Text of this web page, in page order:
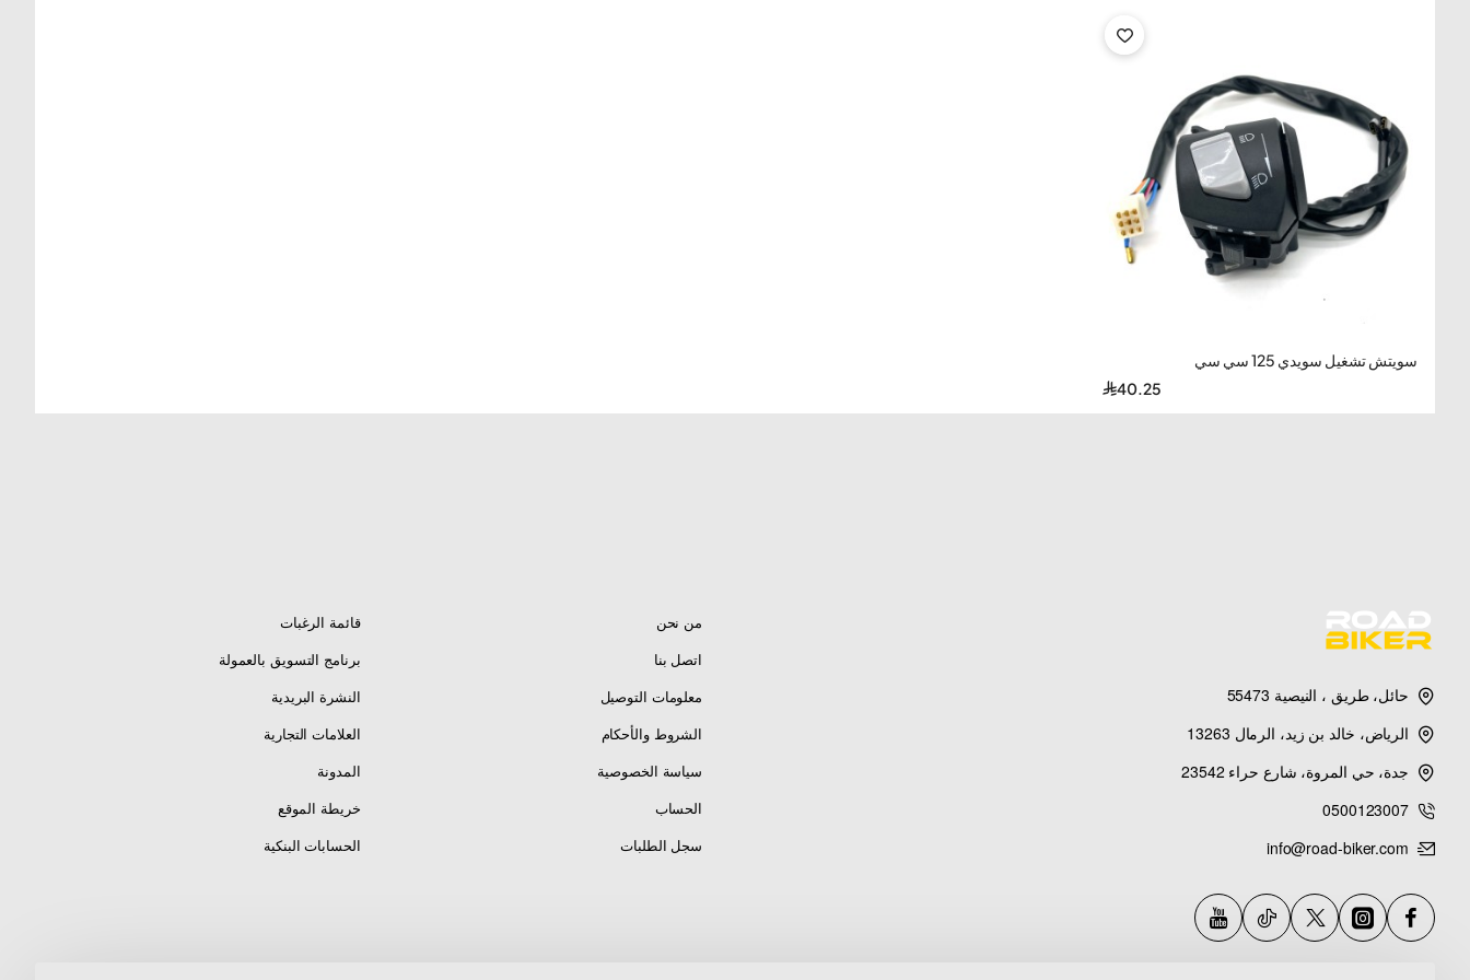
سويتش تشغيل سويدي 125 سي سي
40.25
حائل، طريق ، النيصية 55473
الرياض، خالد بن زيد، الرمال 13263
جدة، حي المروة، شارع حراء 23542
0500123007
info@road-biker.com
من نحن
اتصل بنا
معلومات التوصيل
الشروط والأحكام
سياسة الخصوصية
الحساب
سجل الطلبات
قائمة الرغبات
برنامج التسويق بالعمولة
النشرة البريدية
العلامات التجارية
المدونة
خريطة الموقع
الحسابات البنكية